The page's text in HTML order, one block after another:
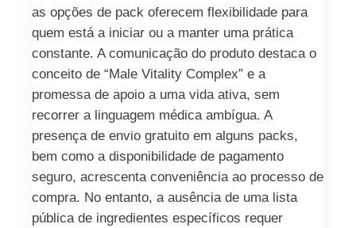
as opções de pack oferecem flexibilidade para
quem está a iniciar ou a manter uma prática
constante. A comunicação do produto destaca o
conceito de “Male Vitality Complex” e a
promessa de apoio a uma vida ativa, sem
recorrer a linguagem médica ambígua. A
presença de envio gratuito em alguns packs,
bem como a disponibilidade de pagamento
seguro, acrescenta conveniência ao processo de
compra. No entanto, a ausência de uma lista
pública de ingredientes específicos requer